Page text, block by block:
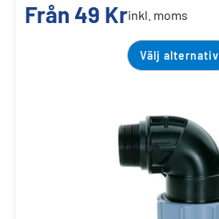
Från 49 Krinkl. moms
Välj alternativ